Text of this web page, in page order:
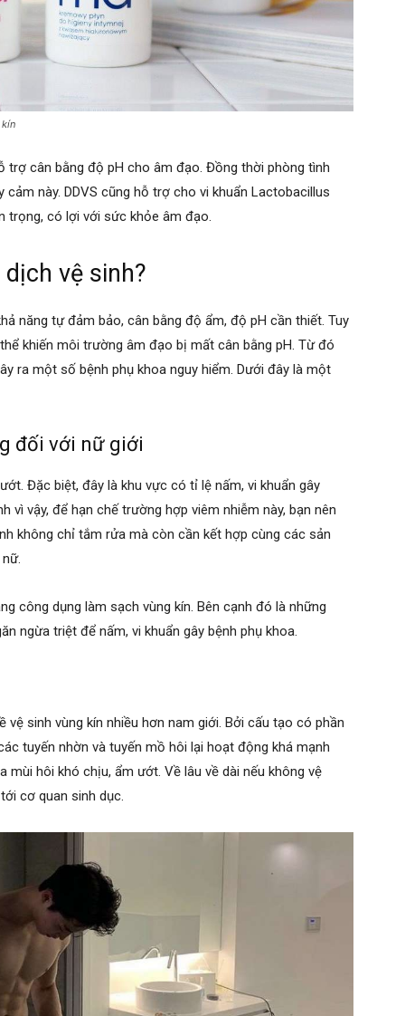
trợ cân bằng độ pH cho âm đạo. Đồng thời phòng tình
này. DDVS cũng hỗ trợ cho vi khuẩn Lactobacillus
trọng, có lợi với sức khỏe âm đạo.
vệ sinh?
năng tự đảm bảo, cân bằng độ ẩm, độ pH cần thiết. Tuy
khiến môi trường âm đạo bị mất cân bằng pH. Từ đó
ra một số bệnh phụ khoa nguy hiểm. Dưới đây là một
đối với nữ giới
Đặc biệt, đây là khu vực có tỉ lệ nấm, vi khuẩn gây
vì vậy, để hạn chế trường hợp viêm nhiễm này, bạn nên
không chỉ tắm rửa mà còn cần kết hợp cùng các sản
công dụng làm sạch vùng kín. Bên cạnh đó là những
ngừa triệt để nấm, vi khuẩn gây bệnh phụ khoa.
sinh vùng kín nhiều hơn nam giới. Bởi cấu tạo có phần
tuyến nhờn và tuyến mồ hôi lại hoạt động khá mạnh
mùi hôi khó chịu, ẩm ướt. Về lâu về dài nếu không vệ
cơ quan sinh dục.